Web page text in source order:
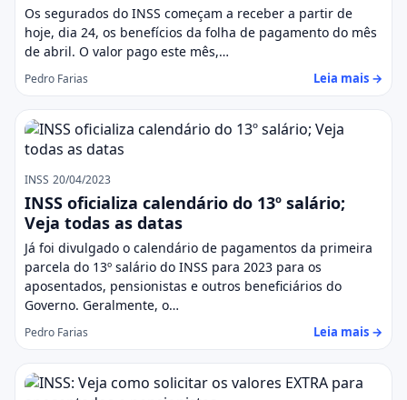
Os segurados do INSS começam a receber a partir de
hoje, dia 24, os benefícios da folha de pagamento do mês
de abril. O valor pago este mês,…
Pedro Farias Leia mais →
INSS 20/04/2023
INSS oficializa calendário do 13º salário;
Veja todas as datas
Já foi divulgado o calendário de pagamentos da primeira
parcela do 13º salário do INSS para 2023 para os
aposentados, pensionistas e outros beneficiários do
Governo. Geralmente, o…
Pedro Farias Leia mais →